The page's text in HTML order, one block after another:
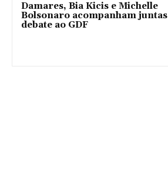
Damares, Bia Kicis e Michelle
Bolsonaro acompanham juntas
debate ao GDF